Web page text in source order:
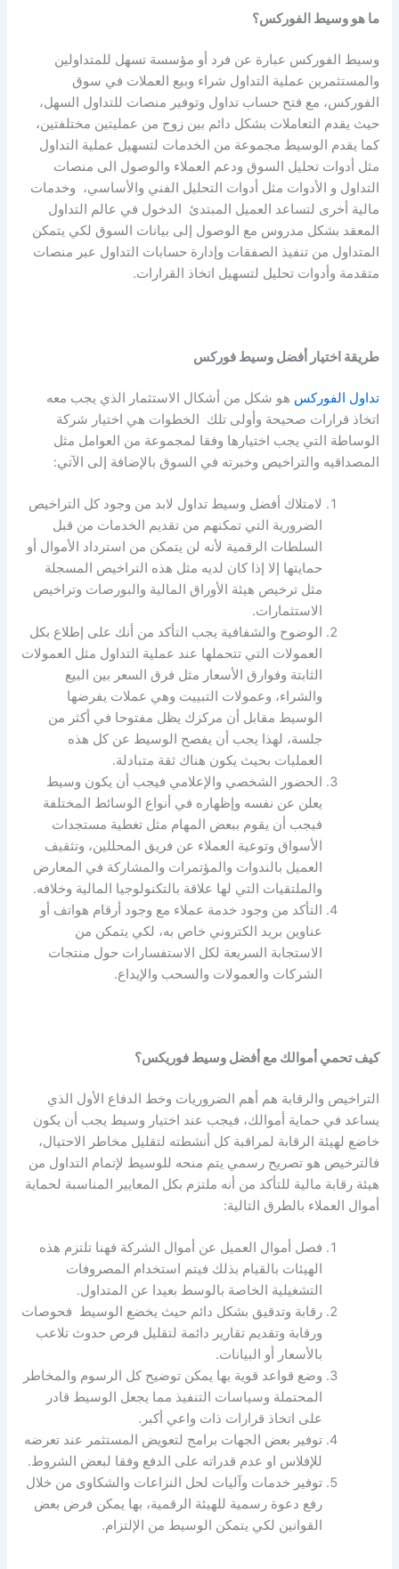
ما هو وسيط الفوركس؟
وسيط الفوركس عبارة عن فرد أو مؤسسة تسهل للمتداولين
والمستثمرين عملية التداول شراء وبيع العملات في سوق
الفوركس، مع فتح حساب تداول وتوفير منصات للتداول السهل،
حيث يقدم التعاملات بشكل دائم بين زوج من عمليتين مختلفتين،
كما يقدم الوسيط مجموعة من الخدمات لتسهيل عملية التداول
مثل أدوات تحليل السوق ودعم العملاء والوصول الى منصات
التداول و الأدوات مثل أدوات التحليل الفني والأساسي، وخدمات
مالية أخرى لتساعد العميل المبتدئ الدخول في عالم التداول
المعقد بشكل مدروس مع الوصول إلى بيانات السوق لكي يتمكن
المتداول من تنفيذ الصفقات وإدارة حسابات التداول عبر منصات
متقدمة وأدوات تحليل لتسهيل اتخاذ القرارات.
طريقة اختيار أفضل وسيط فوركس
تداول الفوركس هو شكل من أشكال الاستثمار الذي يجب معه
اتخاذ قرارات صحيحة وأولى تلك الخطوات هي اختيار شركة
الوساطة التي يجب اختيارها وفقا لمجموعة من العوامل مثل
المصداقيه والتراخيص وخبرته في السوق بالإضافة إلى الآتي:
لامتلاك أفضل وسيط تداول لابد من وجود كل التراخيص
الضرورية التي تمكنهم من تقديم الخدمات من قبل
السلطات الرقمية لأنه لن يتمكن من استرداد الأموال أو
حمايتها إلا إذا كان لديه مثل هذه التراخيص المسجلة
مثل ترخيص هيئة الأوراق المالية والبورصات وتراخيص
الاستثمارات.
الوضوح والشفافية يجب التأكد من أنك على إطلاع بكل
العمولات التي تتحملها عند عملية التداول مثل العمولات
الثابتة وفوارق الأسعار مثل فرق السعر بين البيع
والشراء، وعمولات التبييت وهي عملات يفرضها
الوسيط مقابل أن مركزك يظل مفتوحا في أكثر من
جلسة، لهذا يجب أن يفصح الوسيط عن كل هذه
العمليات بحيث يكون هناك ثقة متبادلة.
الحضور الشخصي والإعلامي فيجب أن يكون وسيط
يعلن عن نفسه وإظهاره في أنواع الوسائط المختلفة
فيجب أن يقوم ببعض المهام مثل تغطية مستجدات
الأسواق وتوعية العملاء عن فريق المحللين، وتثقيف
العميل بالندوات والمؤتمرات والمشاركة في المعارض
والملتقيات التي لها علاقة بالتكنولوجيا المالية وخلافه.
التأكد من وجود خدمة عملاء مع وجود أرقام هواتف أو
عناوين بريد الكتروني خاص به، لكي يتمكن من
الاستجابة السريعة لكل الاستفسارات حول منتجات
الشركات والعمولات والسحب والإيداع.
كيف تحمي أموالك مع أفضل وسيط فوريكس؟
التراخيص والرقابة هم أهم الضروريات وخط الدفاع الأول الذي
يساعد في حماية أموالك، فيجب عند اختيار وسيط يجب أن يكون
خاضع لهيئة الرقابة لمراقبة كل أنشطته لتقليل مخاطر الاحتيال،
فالترخيص هو تصريح رسمي يتم منحه للوسيط لإتمام التداول من
هيئة رقابة مالية للتأكد من أنه ملتزم بكل المعايير المناسبة لحماية
أموال العملاء بالطرق التالية:
فصل أموال العميل عن أموال الشركة فهنا تلتزم هذه
الهيئات بالقيام بذلك فيتم استخدام المصروفات
التشغيلية الخاصة بالوسط بعيدا عن المتداول.
رقابة وتدقيق بشكل دائم حيث يخضع الوسيط فحوصات
ورقابة وتقديم تقارير دائمة لتقليل فرص حدوث تلاعب
بالأسعار أو البيانات.
وضع قواعد قوية بها يمكن توضيح كل الرسوم والمخاطر
المحتملة وسياسات التنفيذ مما يجعل الوسيط قادر
على اتخاذ قرارات ذات واعي أكبر.
توفير بعض الجهات برامج لتعويض المستثمر عند تعرضه
للإفلاس او عدم قدراته على الدفع وفقا لبعض الشروط.
توفير خدمات وآليات لحل النزاعات والشكاوى من خلال
رفع دعوة رسمية للهيئة الرقمية، بها يمكن فرض بعض
القوانين لكي يتمكن الوسيط من الإلتزام.